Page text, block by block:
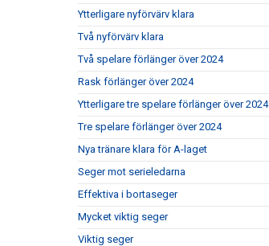
Ytterligare nyförvärv klara
Två nyförvärv klara
Två spelare förlänger över 2024
Rask förlänger över 2024
Ytterligare tre spelare förlänger över 2024
Tre spelare förlänger över 2024
Nya tränare klara för A-laget
Seger mot serieledarna
Effektiva i bortaseger
Mycket viktig seger
Viktig seger